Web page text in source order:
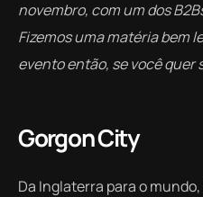
novembro, com um dos
Fizemos uma matéria bem
evento então, se você quer
Gorgon City
Da Inglaterra para o